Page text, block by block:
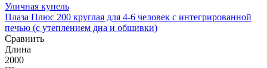
Уличная купель
Плаза Плюс 200 круглая для 4-6 человек с интегрированной
печью (с утеплением дна и обшивки)
Сравнить
Длина
2000